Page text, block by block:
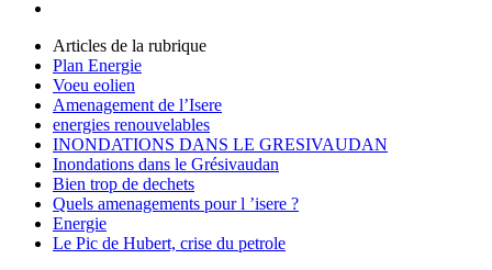
Articles de la rubrique
Plan Energie
Voeu eolien
Amenagement de l’Isere
energies renouvelables
INONDATIONS DANS LE GRESIVAUDAN
Inondations dans le Grésivaudan
Bien trop de dechets
Quels amenagements pour l ’isere ?
Energie
Le Pic de Hubert, crise du petrole